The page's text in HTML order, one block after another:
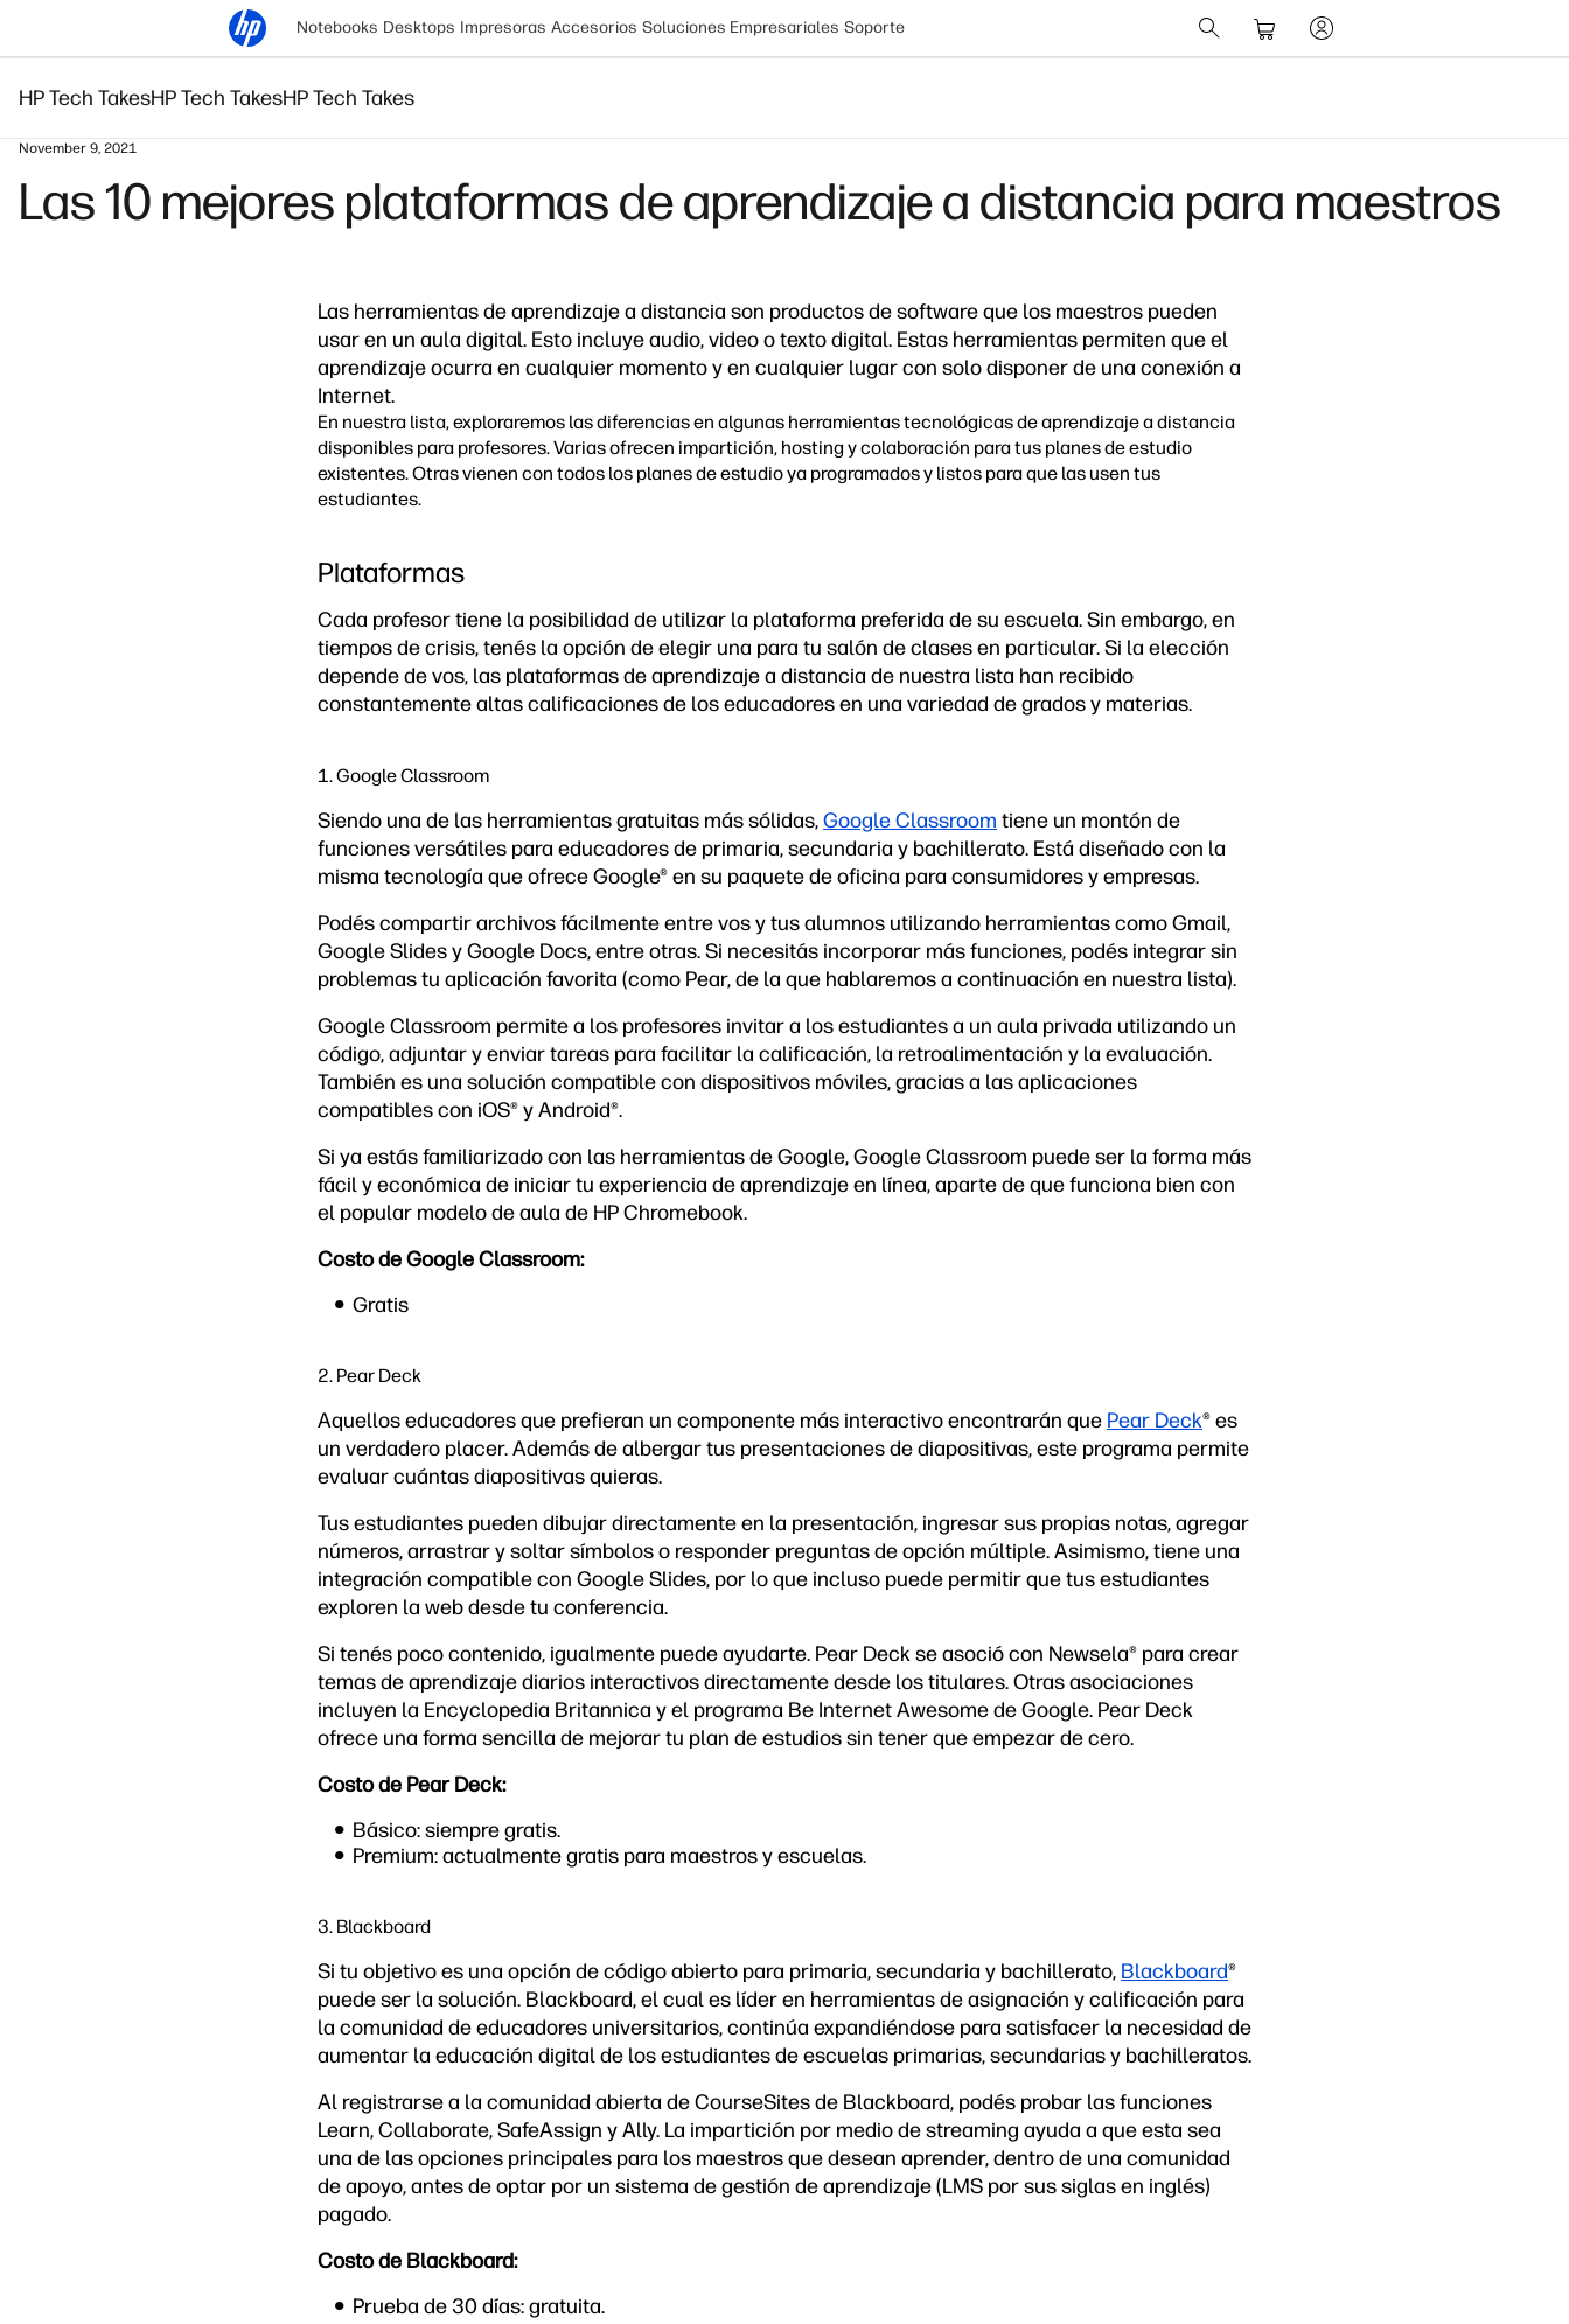
Notebooks Desktops Impresoras Accesorios Soluciones Empresariales Soporte
HP Tech TakesHP Tech TakesHP Tech Takes
November 9, 2021
Las 10 mejores plataformas de aprendizaje a distancia para maestros
Las herramientas de aprendizaje a distancia son productos de software que los maestros pueden
usar en un aula digital. Esto incluye audio, video o texto digital. Estas herramientas permiten que el
aprendizaje ocurra en cualquier momento y en cualquier lugar con solo disponer de una conexión a
Internet.
En nuestra lista, exploraremos las diferencias en algunas herramientas tecnológicas de aprendizaje a distancia
disponibles para profesores. Varias ofrecen impartición, hostingy colaboración para tus planes de estudio
existentes. Otras vienen con todos los planes de estudio ya programados y listos para que las usen tus
estudiantes.
Plataformas
Cada profesor tiene la posibilidad de utilizar la plataforma preferida de su escuela. Sin embargo, en
tiempos de crisis, tenés la opción de elegir una para tu salón de clases en particular. Si la elección
depende de vos, las plataformas de aprendizaje a distancia de nuestra lista han recibido
constantemente altas calificaciones de los educadores en una variedad de grados y materias.
1. Google Classroom
Siendo una de las herramientas gratuitas más sólidas,Google Classroom tiene un montón de
funciones versátiles para educadores de primaria, secundaria y bachillerato. Está diseñado con la
misma tecnología que ofrece Google®en su paquete de oficina para consumidores y empresas.
Podés compartir archivos fácilmente entre vos y tus alumnos utilizando herramientas como Gmail,
Google Slides y Google Docs, entre otras. Si necesitás incorporar más funciones, podés integrar sin
problemas tu aplicación favorita (como Pear, de la que hablaremos a continuación en nuestra lista).
Google Classroom permite a los profesores invitar a los estudiantes a un aula privada utilizando un
código, adjuntar y enviar tareas para facilitar la calificación, la retroalimentación y la evaluación.
También es una solución compatible con dispositivos móviles, gracias a las aplicaciones
compatibles con iOS®y Android®.
Si ya estás familiarizado con las herramientas de Google, Google Classroom puede ser la forma más
fácil y económica de iniciar tu experiencia de aprendizaje en línea, aparte de que funciona bien con
el popular modelo de aula de HP Chromebook.
Costo de Google Classroom:
Gratis
2. Pear Deck
Aquellos educadores que prefieran un componente más interactivo encontrarán que Pear Deck®es
un verdadero placer. Además de albergar tus presentaciones de diapositivas, este programa permite
evaluar cuántas diapositivas quieras.
Tus estudiantes pueden dibujar directamente en la presentación, ingresar sus propias notas, agregar
números, arrastrar y soltar símbolos o responder preguntas de opción múltiple. Asimismo, tiene una
integración compatible con Google Slides, por lo que incluso puede permitir que tus estudiantes
exploren la web desde tu conferencia.
Si tenés poco contenido, igualmente puede ayudarte. Pear Deck se asoció con Newsela® para crear
temas de aprendizaje diarios interactivos directamente desde los titulares. Otras asociaciones
incluyen la Encyclopedia Britannica y el programa Be Internet Awesomede Google. Pear Deck
ofrece una forma sencilla de mejorar tu plan de estudios sin tener que empezar de cero.
Costo de Pear Deck:
Básico: siempre gratis.
Premium: actualmente gratis para maestros y escuelas.
3. Blackboard
Si tu objetivo es una opción de código abierto para primaria, secundaria y bachillerato, Blackboard®
puede ser la solución. Blackboard, el cual es líder en herramientas de asignación y calificación para
la comunidad de educadores universitarios, continúa expandiéndose para satisfacer la necesidad de
aumentar la educación digital de los estudiantes de escuelas primarias, secundarias y bachilleratos.
Al registrarse a la comunidad abierta de CourseSites de Blackboard, podés probar las funciones
Learn, Collaborate, SafeAssign y Ally. La impartición por medio destreaming ayuda a que esta sea
una de las opciones principales para los maestros que desean aprender, dentro de una comunidad
de apoyo, antes de optar por un sistema de gestión de aprendizaje (LMS por sus siglas en inglés)
pagado.
Costo de Blackboard:
Prueba de 30 días: gratuita.